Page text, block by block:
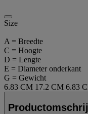
Size
A = Breedte
C = Hoogte
D = Lengte
E = Diameter onderkant
G = Gewicht
6.83 CM 17.2 CM 6.83